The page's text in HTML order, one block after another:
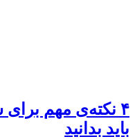
۴ نکته‌ی مهم
باید بدانید